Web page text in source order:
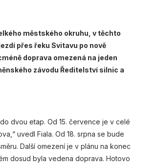
městského okruhu, v těchto
přes řeku Svitavu po nově
doprava omezená na jeden
závodu Ředitelství silnic a
dvou etap. Od 15. července je v celé
uvedl Fiala. Od 18. srpna se bude
Další omezení je v plánu na konec
dosud byla vedena doprava. Hotovo